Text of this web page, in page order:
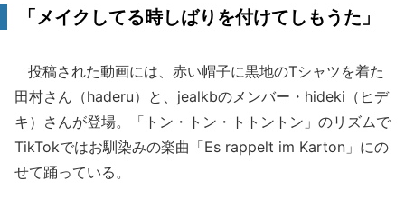
「メイクしてる時しばりを付けてしもうた」
投稿された動画には、赤い帽子に黒地のTシャツを着た
田村さん（haderu）と、jealkbのメンバー・hideki（ヒデ
キ）さんが登場。「トン・トン・トトントン」のリズムで
TikTokではお馴染みの楽曲「Es rappelt im Karton」にの
せて踊っている。